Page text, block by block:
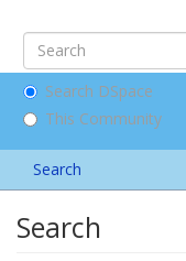
Search DSpace
This Community
Search
Search